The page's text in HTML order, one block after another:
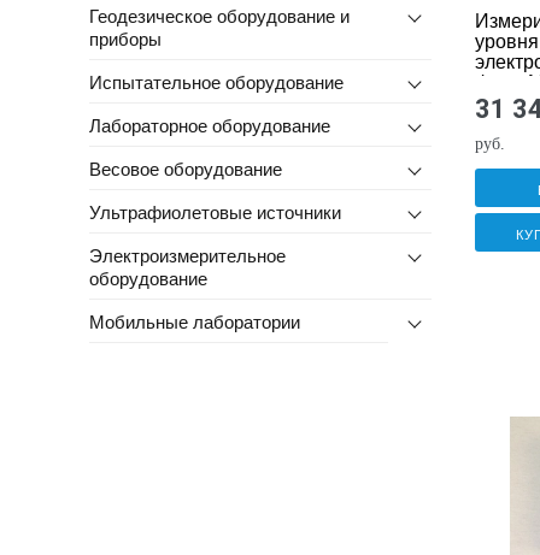
Геодезическое оборудование и
приборы
Испытательное оборудование
Лабораторное оборудование
Весовое оборудование
Ультрафиолетовые источники
Электроизмерительное
оборудование
Мобильные лаборатории
уровня
фона
07350
31
руб.